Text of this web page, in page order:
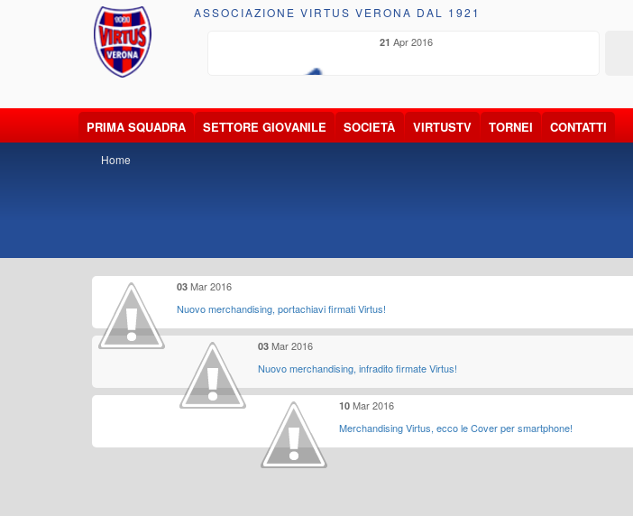
ASSOCIAZIONE VIRTUS VERONA DAL 1921
21 Apr 2016
PRIMA SQUADRA SETTORE GIOVANILE SOCIETÀ VIRTUSTV TORNEI CONTATTI
Home
03 Mar 2016
Nuovo merchandising, portachiavi firmati Virtus!
03 Mar 2016
Nuovo merchandising, infradito firmate Virtus!
10 Mar 2016
Merchandising Virtus, ecco le Cover per smartphone!